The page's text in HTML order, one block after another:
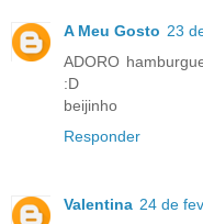
A Meu Gosto 23
ADORO
:D
beijinho
Responder
Valentina 24 de